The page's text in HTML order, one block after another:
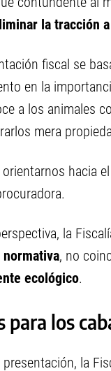
la tracción
fiscal se
en la
a los animales
mera
orientarnos hacia
la
, no
ecológico.
para los
la